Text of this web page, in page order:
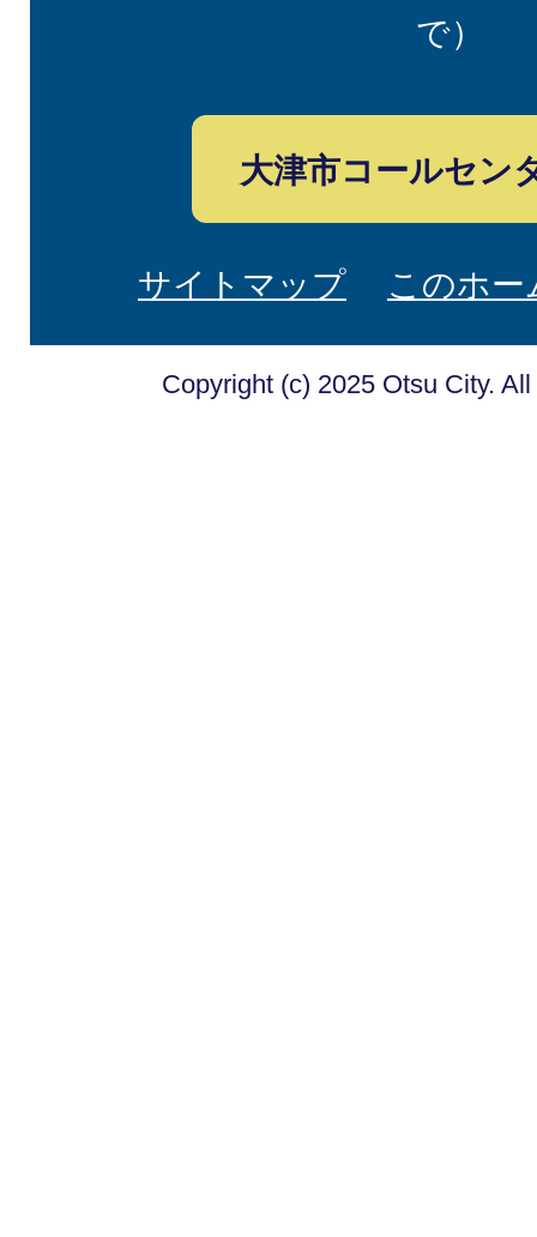
で）
大津市コールセン
サイトマップ このホ
Copyright (c) 2025 Otsu City.